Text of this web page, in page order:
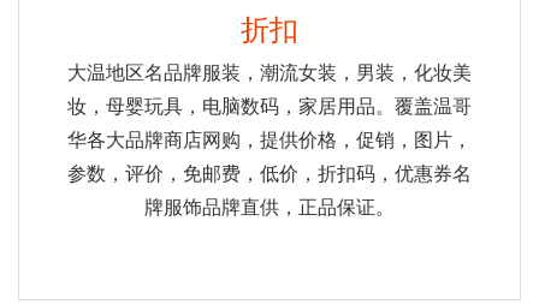
折扣
大温地区名品牌服装，潮流女装，男装，化妆美
妆，母婴玩具，电脑数码，家居用品。覆盖温哥
华各大品牌商店网购，提供价格，促销，图片，
参数，评价，免邮费，低价，折扣码，优惠券名
牌服饰品牌直供，正品保证。